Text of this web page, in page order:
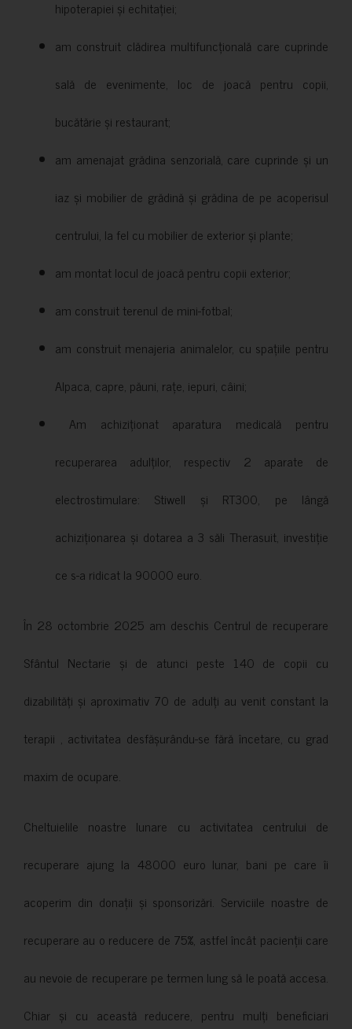
hipoterapiei și echitației;
am construit clădirea multifuncțională care cuprinde
sală de evenimente, loc de joacă pentru copii,
bucătărie și restaurant;
am amenajat grădina senzorială, care cuprinde și un
iaz și mobilier de grădină și grădina de pe acoperisul
centrului, la fel cu mobilier de exterior și plante;
am montat locul de joacă pentru copii exterior;
am construit terenul de mini-fotbal;
am construit menajeria animalelor, cu spațiile pentru
Alpaca, capre, păuni, rațe, iepuri, câini;
Am achiziționat aparatura medicală pentru
recuperarea adulților, respectiv 2 aparate de
electrostimulare: Stiwell și RT300, pe lângă
achiziționarea și dotarea a 3 săli Therasuit, investiție
ce s-a ridicat la 90000 euro.
În 28 octombrie 2025 am deschis Centrul de recuperare
Sfântul Nectarie și de atunci peste 140 de copii cu
dizabilități și aproximativ 70 de adulți au venit constant la
terapii , activitatea desfășurându-se fără încetare, cu grad
maxim de ocupare.
Cheltuielile noastre lunare cu activitatea centrului de
recuperare ajung la 48000 euro lunar, bani pe care îi
acoperim din donații și sponsorizări. Serviciile noastre de
recuperare au o reducere de 75%, astfel încât pacienții care
au nevoie de recuperare pe termen lung să le poată accesa.
Chiar și cu această reducere, pentru mulți beneficiari